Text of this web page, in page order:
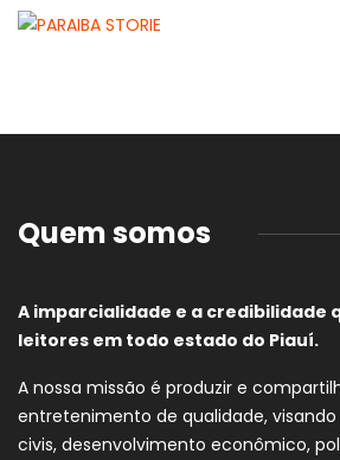
Quem somos
A imparcialidade e a credibilidade
leitores em todo estado do Piauí.
A nossa missão é produzir e
entretenimento de qualidade,
civis, desenvolvimento econômico,